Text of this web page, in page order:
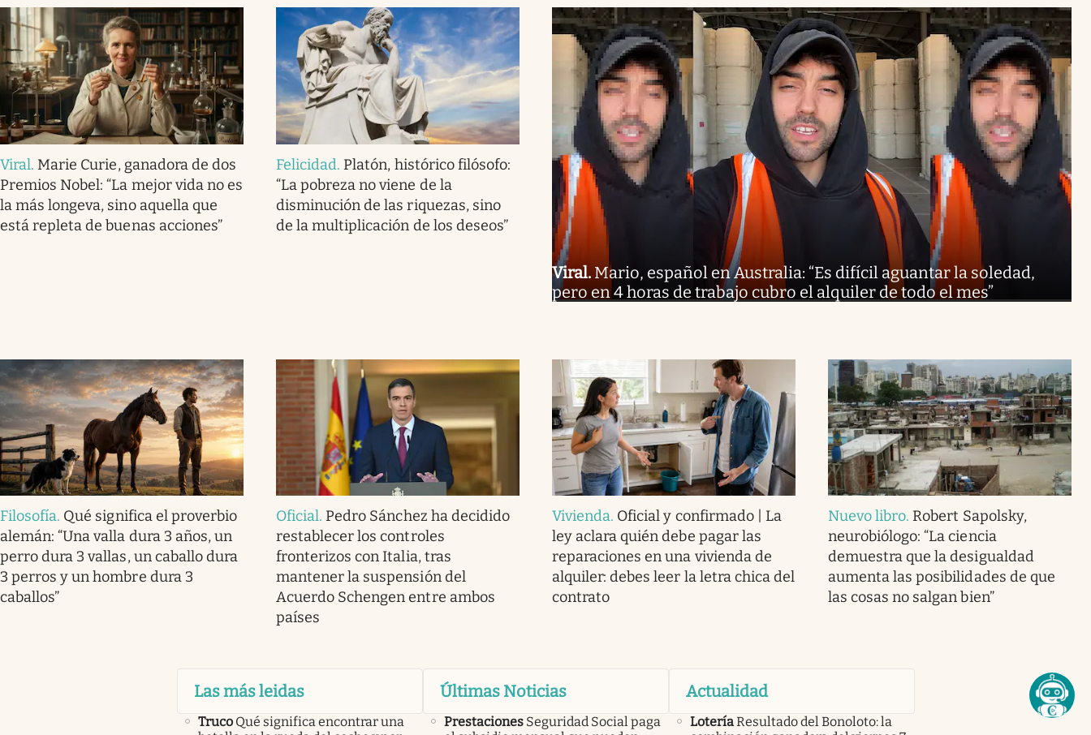
Viral. Marie Curie, ganadora de dos
Premios Nobel: “La mejor vida no es
la más longeva, sino aquella que
está repleta de buenas acciones”
Felicidad. Platón, histórico filósofo:
“La pobreza no viene de la
disminución de las riquezas, sino
de la multiplicación de los deseos”
Viral. Mario, español en Australia: “Es difícil aguantar la soledad,
pero en 4 horas de trabajo cubro el alquiler de todo el mes”
Filosofía. Qué significa el proverbio
alemán: “Una valla dura 3 años, un
perro dura 3 vallas, un caballo dura
3 perros y un hombre dura 3
caballos”
Oficial. Pedro Sánchez ha decidido
restablecer los controles
fronterizos con Italia, tras
mantener la suspensión del
Acuerdo Schengen entre ambos
países
Vivienda. Oficial y confirmado | La
ley aclara quién debe pagar las
reparaciones en una vivienda de
alquiler: debes leer la letra chica del
contrato
Nuevo libro. Robert Sapolsky,
neurobiólogo: “La ciencia
demuestra que la desigualdad
aumenta las posibilidades de que
las cosas no salgan bien”
Las más leidas
Truco Qué significa encontrar una
Últimas Noticias
Prestaciones Seguridad Social paga
Actualidad
LoteríaResultado del Bonoloto: la